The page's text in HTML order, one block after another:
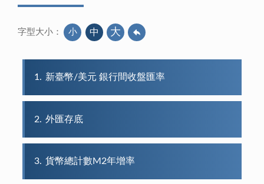
字型大小： 小 中 大
1 新臺幣/美元 銀行間收盤匯率
2 外匯存底
3 貨幣總計數M2年增率